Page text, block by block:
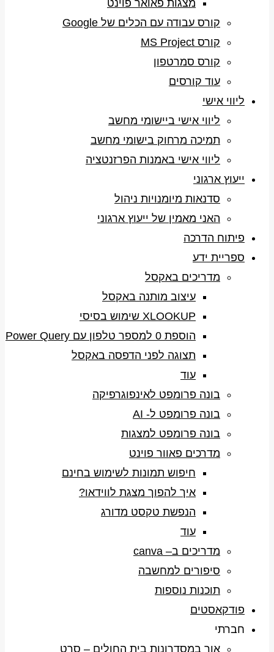
מצגות פאואר פוינט
קורס עבודה עם הכלים של Google
קורס MS Project
קורס סמרטפון
עוד קורסים
ליווי אישי
ליווי אישי ביישומי מחשב
תמיכה מרחוק בישומי מחשב
ליווי אישי באמנות הפרזנטציה
ייעוץ ארגוני
סדנאות מיומנויות ניהול
האני מאמין של ייעוץ ארגוני
פיתוח הדרכה
ספריית ידע
מדריכים באקסל
עיצוב מותנה באקסל
XLOOKUP שימוש בסיסי
הוספת 0 למספר טלפון עם Power Query
תצוגה לפני הדפסה באקסל
עוד
בונה פרומפט לאינפוגרפיקה
בונה פרומפט ל- AI
בונה פרומפט למצגות
מדרכים פאוור פוינט
חיפוש תמונות לשימוש בחינם
איך להפוך מצגת לווידאו?
הנפשת טקסט מדורג
עוד
מדריכים ב– canva
סיפורים למחשבה
תוכנות נוספות
פודקאסטים
חברתי
אור במסדרונות בית החולים – סרט